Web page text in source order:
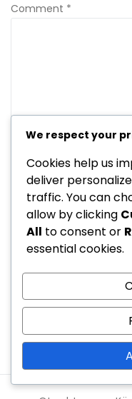
Comment *
Name*
Save my name, email,
next time I comment.
We respect your
Cookies help us
deliver
traffic. You can
allow by clicking
All to consent or
essential cookies.